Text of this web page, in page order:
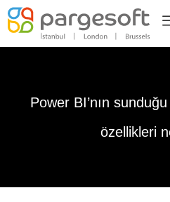
Power BI’nın
özellikleri